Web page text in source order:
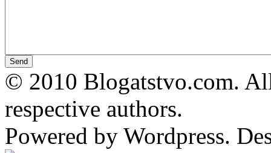
© 2010 Blogatstvo.com.
respective authors.
Powered by Wordpress.